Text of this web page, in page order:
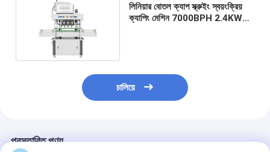
লিনিয়ার বোতল ক্যাপ স্ক্রুইং স্বয়ংক্রিয়
ক্যাপিং মেশিন 7000BPH 2.4KW
চালিয়ে
প্রস্তাবিত পণ্য